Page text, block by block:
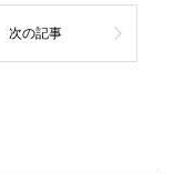
次の記事